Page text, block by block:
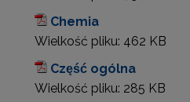
Chemia
Wielkość pliku: 462 KB
Część ogólna
Wielkość pliku: 285 KB